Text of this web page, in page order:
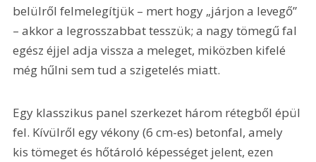
belülről felmelegítjük – mert hogy „járjon a levegő”
– akkor a legrosszabbat tesszük; a nagy tömegű fal
egész éjjel adja vissza a meleget, miközben kifelé
még hűlni sem tud a szigetelés miatt.
Egy klasszikus panel szerkezet három rétegből épül
fel. Kívülről egy vékony (6 cm-es) betonfal, amely
kis tömeget és hőtároló képességet jelent, ezen